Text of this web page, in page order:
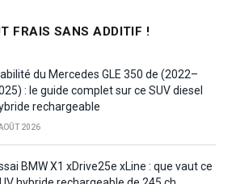
FRAIS SANS ADDITIF !
du Mercedes GLE 350 de (2022–
: le guide complet sur ce SUV diesel
rechargeable
2026
BMW X1 xDrive25e xLine : que vaut ce